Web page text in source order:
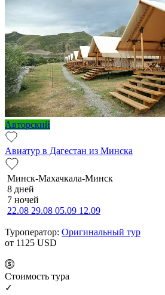
Авторский
Авиатур в Дагестан из Минска
Минск-Махачкала-Минск
8 дней
7 ночей
22.08 29.08 05.09 12.09
Туроператор: Оригинальный тур
от 1125 USD
Cтоимость тура
✓